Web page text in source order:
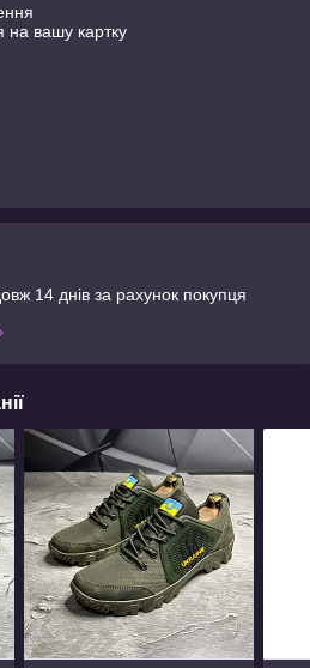
на вашу картку
14 днів за рахунок покупця